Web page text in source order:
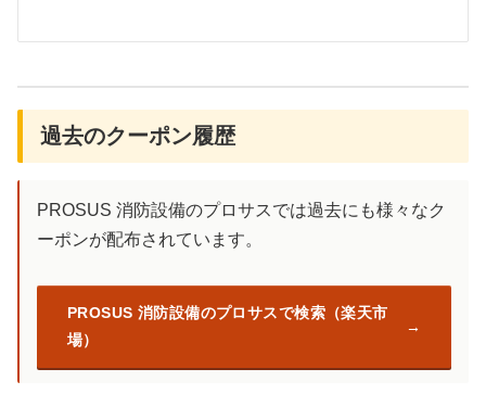
過去のクーポン履歴
PROSUS 消防設備のプロサスでは過去にも様々なク
ーポンが配布されています。
PROSUS 消防設備のプロサスで検索（楽天市
場）